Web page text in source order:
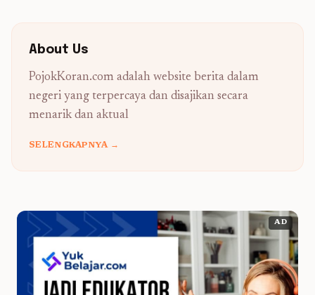
About Us
PojokKoran.com adalah website berita dalam
negeri yang terpercaya dan disajikan secara
menarik dan aktual
SELENGKAPNYA →
AD